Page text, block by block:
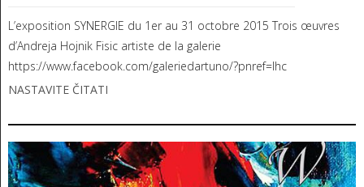
L’exposition SYNERGIE du 1er au 31 octobre 2015 Trois œuvres
d’Andreja Hojnik Fisic artiste de la galerie
https://www.facebook.com/galeriedartuno/?pnref=lhc
NASTAVITE ČITATI